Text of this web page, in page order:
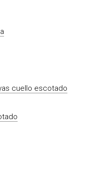
cuello escotado